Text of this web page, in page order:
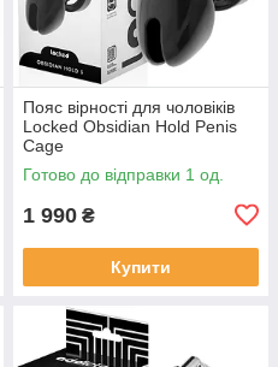
Пояс вірності для чоловіків
Locked Obsidian Hold Penis
Cage
Готово до відправки 1 од.
1 990 ₴
Купити